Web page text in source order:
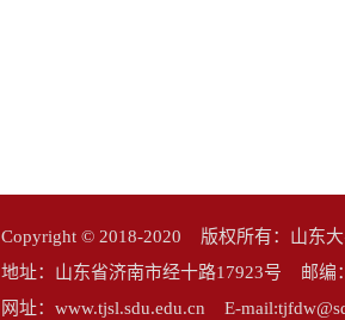
Copyright © 2018-2020 版权所有：山东
地址：山东省济南市经十路17923号 邮
网址：www.tjsl.sdu.edu.cn E-